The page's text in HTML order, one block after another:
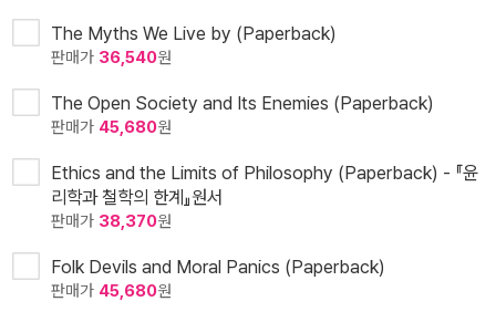
The Myths We Live by (Paperback)
판매가 36,540원
The Open Society and Its Enemies (Paperback)
판매가 45,680원
Ethics and the Limits of Philosophy (Paperback) - 『윤
리학과 철학의 한계』원서
판매가 38,370원
Folk Devils and Moral Panics (Paperback)
판매가 45,680원